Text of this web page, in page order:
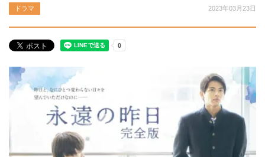
ドラマ 2023年03月23日